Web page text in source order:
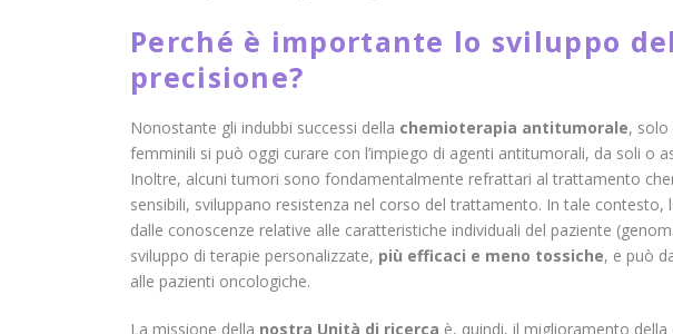
Perché è importante lo sviluppo
precisione?
Nonostante gli indubbi successi della chemioterapia antitumorale, solo
femminili si può oggi curare con l’impiego di agenti antitumorali, da soli o
Inoltre, alcuni tumori sono fondamentalmente refrattari al trattamento
sensibili, sviluppano resistenza nel corso del trattamento. In tale contesto,
dalle conoscenze relative alle caratteristiche individuali del paziente
sviluppo di terapie personalizzate, più efficaci e meno tossiche, e può
alle pazienti oncologiche.
La missione della nostra Unità di ricerca è, quindi, il miglioramento